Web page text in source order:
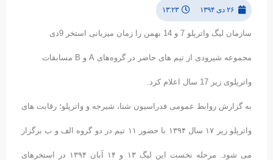
۲۶ دی ۱۳۹۴ ۱۳:۲۳
سازمان لیگ واترپلو 7 و 14 بهمن را زمان میزبانی استخر 9دی
مجموعه شیرودی از تیم های حاضر در گروه‌های A و B مسابقات
واترپلوی زیر 17 سال اعلام کرد.
به گزارش روابط عمومی فدراسیون شنا، شیرجه و واترپلو؛ رقابت های
واترپلو زیر ۱۷ سال ۱۳۹۴ با حضور ۱۱ تیم در دو گروه الف و ب برگزار
می شود. مرحله نخست این لیگ ۱۳ و ۱۴ آبان ۱۳۹۴ در استخرهای